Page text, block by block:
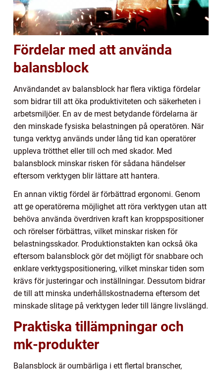
Fördelar med att använda
balansblock
Användandet av balansblock har flera viktiga fördelar
som bidrar till att öka produktiviteten och säkerheten i
arbetsmiljöer. En av de mest betydande fördelarna är
den minskade fysiska belastningen på operatören. När
tunga verktyg används under lång tid kan operatörer
uppleva trötthet eller till och med skador. Med
balansblock minskar risken för sådana händelser
eftersom verktygen blir lättare att hantera.
En annan viktig fördel är förbättrad ergonomi. Genom
att ge operatörerna möjlighet att röra verktygen utan att
behöva använda överdriven kraft kan kroppspositioner
och rörelser förbättras, vilket minskar risken för
belastningsskador. Produktionstakten kan också öka
eftersom balansblock gör det möjligt för snabbare och
enklare verktygspositionering, vilket minskar tiden som
krävs för justeringar och inställningar. Dessutom bidrar
de till att minska underhållskostnaderna eftersom det
minskade slitage på verktygen leder till längre livslängd.
Praktiska tillämpningar och
mk-produkter
Balansblock är oumbärliga i ett flertal branscher,